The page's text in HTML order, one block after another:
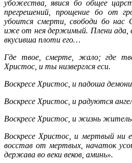
убожества, явися бо общее
прегрешений, прощение бо от
убоится смерти, свободи бо нас
иже от нея держимый. Плени ада,
вкусивша плоти его…
Где твое, смерте, жало; где
Христос, и ты низверглся еси.
Воскресе Христос, и падоша
Воскресе Христос, и радуются
Воскресе Христос, и жизнь
Воскресе Христос, и мертвый ни
восстав от мертвых, начаток
держава во веки веков, аминь».